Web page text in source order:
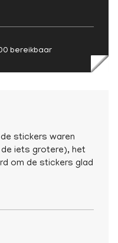
bereikbaar
stickers waren
de iets grotere), het
om de stickers glad